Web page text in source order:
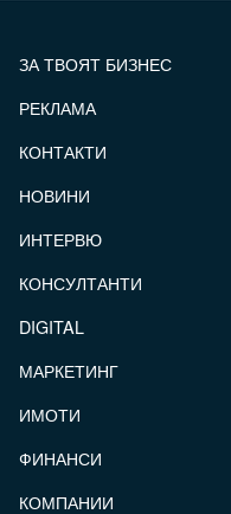
ЗА ТВОЯТ БИЗНЕС
РЕКЛАМА
КОНТАКТИ
НОВИНИ
ИНТЕРВЮ
КОНСУЛТАНТИ
DIGITAL
МАРКЕТИНГ
ИМОТИ
ФИНАНСИ
КОМПАНИИ